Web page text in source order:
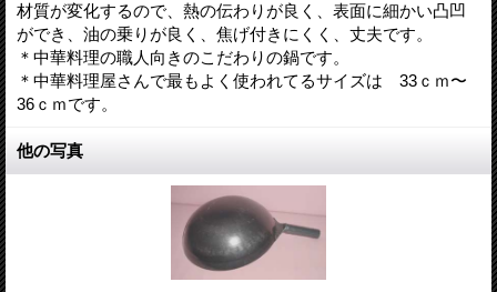
材質が変化するので、熱の伝わりが良く、表面に細かい凸凹
ができ、油の乗りが良く、焦げ付きにくく、丈夫です。
＊中華料理の職人向きのこだわりの鍋です。
＊中華料理屋さんで最もよく使われてるサイズは 33ｃｍ〜
36ｃｍです。
他の写真